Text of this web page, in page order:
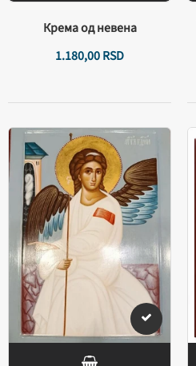
Крема од невена
1.180,00RSD